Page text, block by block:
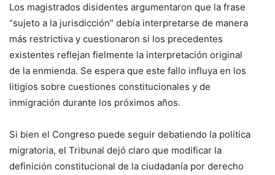
Los magistrados disidentes argumentaron que la frase
“sujeto a la jurisdicción” debía interpretarse de manera
más restrictiva y cuestionaron si los precedentes
existentes reflejan fielmente la interpretación original
de la enmienda. Se espera que este fallo influya en los
litigios sobre cuestiones constitucionales y de
inmigración durante los próximos años.
Si bien el Congreso puede seguir debatiendo la política
migratoria, el Tribunal dejó claro que modificar la
definición constitucional de la ciudadanía por derecho